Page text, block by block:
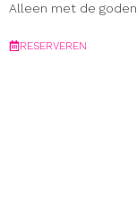
Alleen met de goden
RESERVEREN